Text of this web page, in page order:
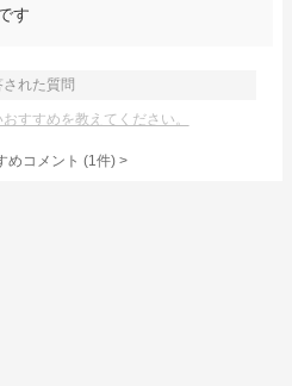
す
された質問
すすめを教えてください。
めコメント (1件) >